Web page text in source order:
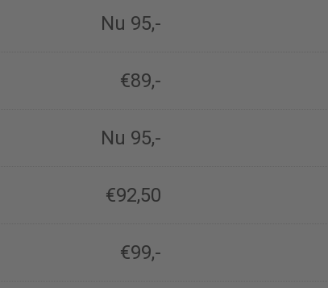
Nu 95,-
€89,-
Nu 95,-
€92,50
€99,-